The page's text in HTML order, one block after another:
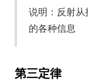
说明：反射从
的各种信息
第三定律